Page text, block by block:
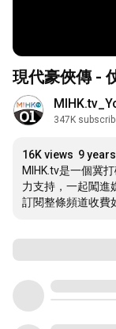
現代豪俠傳 -
347K
16K views 9
MIHK.tv是一個冀
力支持，一起闖進
訂閱整條頻道收費